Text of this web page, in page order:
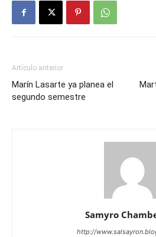
Artículo anterior
Marín Lasarte ya planea el
segundo semestre
Samyro
http://